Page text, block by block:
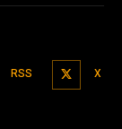
RSS X